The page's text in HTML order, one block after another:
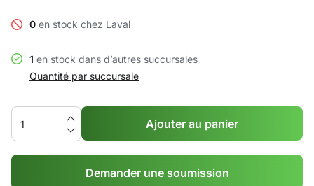
0 en stock chez Laval
1 en stock dans d’autres succursales
Quantité par succursale
Ajouter au panier
Demander une soumission